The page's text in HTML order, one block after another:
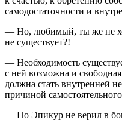
самодостаточности и
— Но, любимый, ты же не
не существует?!
— Необходимость
с ней возможна и
должна стать внутренней
причиной
— Но Эпикур не верил в